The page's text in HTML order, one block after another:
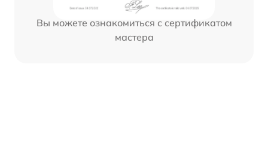
Вы можете ознакомиться с сертификатом
мастера